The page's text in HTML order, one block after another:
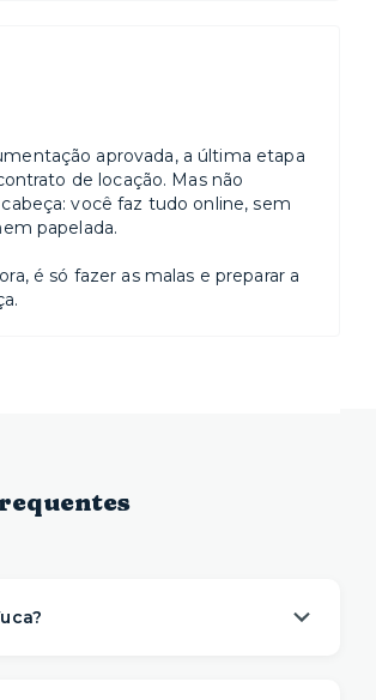
aprovada, a última etapa
de locação. Mas não
você faz tudo online, sem
papelada.
é só fazer as malas e preparar a